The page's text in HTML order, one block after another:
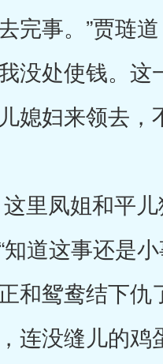
完事。”贾琏
没处使钱。这
媳妇来领去，
凤姐和平儿
知道这事还是
和鸳鸯结下
连没缝儿的